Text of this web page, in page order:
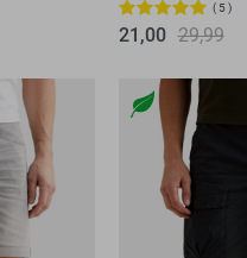
5
21,00 29,99